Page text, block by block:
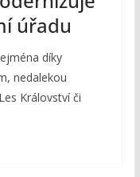
úřadu
díky
nedalekou
Království či